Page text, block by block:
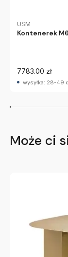
USM
Kontenerek
7783.00 zł
wysyłka: 28-49
Może ci